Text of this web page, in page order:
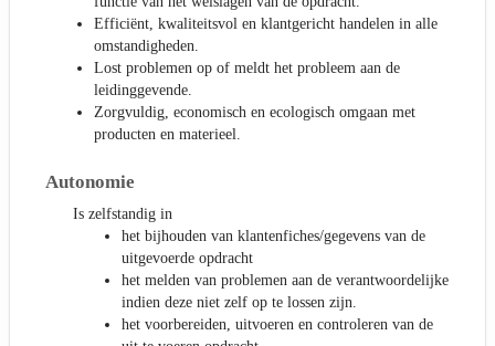
Efficiënt, kwaliteitsvol en klantgericht handelen in alle
omstandigheden.
Lost problemen op of meldt het probleem aan de
leidinggevende.
Zorgvuldig, economisch en ecologisch omgaan met
producten en materieel.
Autonomie
Is zelfstandig in
het bijhouden van klantenfiches/gegevens van de
uitgevoerde opdracht
het melden van problemen aan de verantwoordelijke
indien deze niet zelf op te lossen zijn.
het voorbereiden, uitvoeren en controleren van de